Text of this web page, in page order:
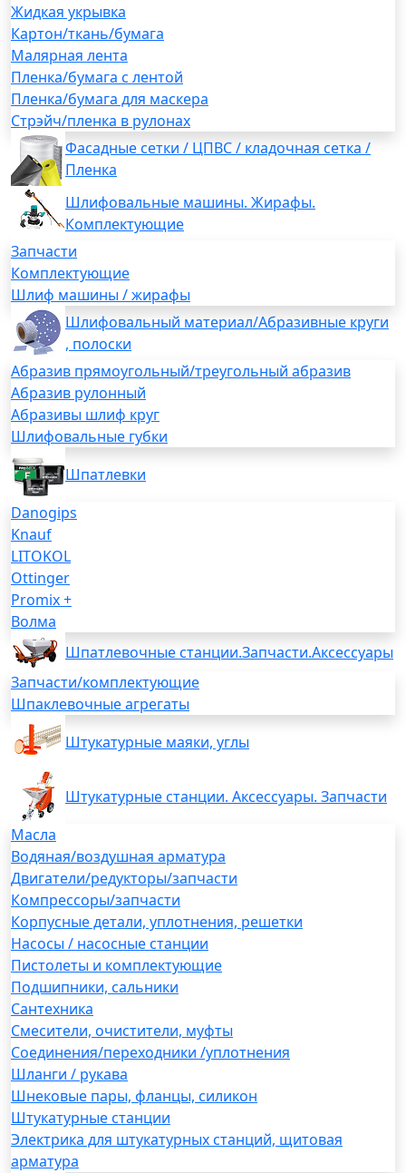
Жидкая укрывка
Картон/ткань/бумага
Малярная лента
Пленка/бумага с лентой
Пленка/бумага для маскера
Стрэйч/пленка в рулонах
Фасадные сетки / ЦПВС / кладочная сетка /
Пленка
Шлифовальные машины. Жирафы.
Комплектующие
Запчасти
Комплектующие
Шлиф машины / жирафы
Шлифовальный материал/Абразивные круги
, полоски
Абразив прямоугольный/треугольный абразив
Абразив рулонный
Абразивы шлиф круг
Шлифовальные губки
Шпатлевки
Danogips
Knauf
LITOKOL
Ottinger
Promix +
Волма
Шпатлевочные станции.Запчасти.Аксессуары
Запчасти/комплектующие
Шпаклевочные агрегаты
Штукатурные маяки, углы
Штукатурные станции. Аксессуары. Запчасти
Масла
Водяная/воздушная арматура
Двигатели/редукторы/запчасти
Компрессоры/запчасти
Корпусные детали, уплотнения, решетки
Насосы / насосные станции
Пистолеты и комплектующие
Подшипники, сальники
Сантехника
Смесители, очистители, муфты
Соединения/переходники /уплотнения
Шланги / рукава
Шнековые пары, фланцы, силикон
Штукатурные станции
Электрика для штукатурных станций, щитовая
арматура